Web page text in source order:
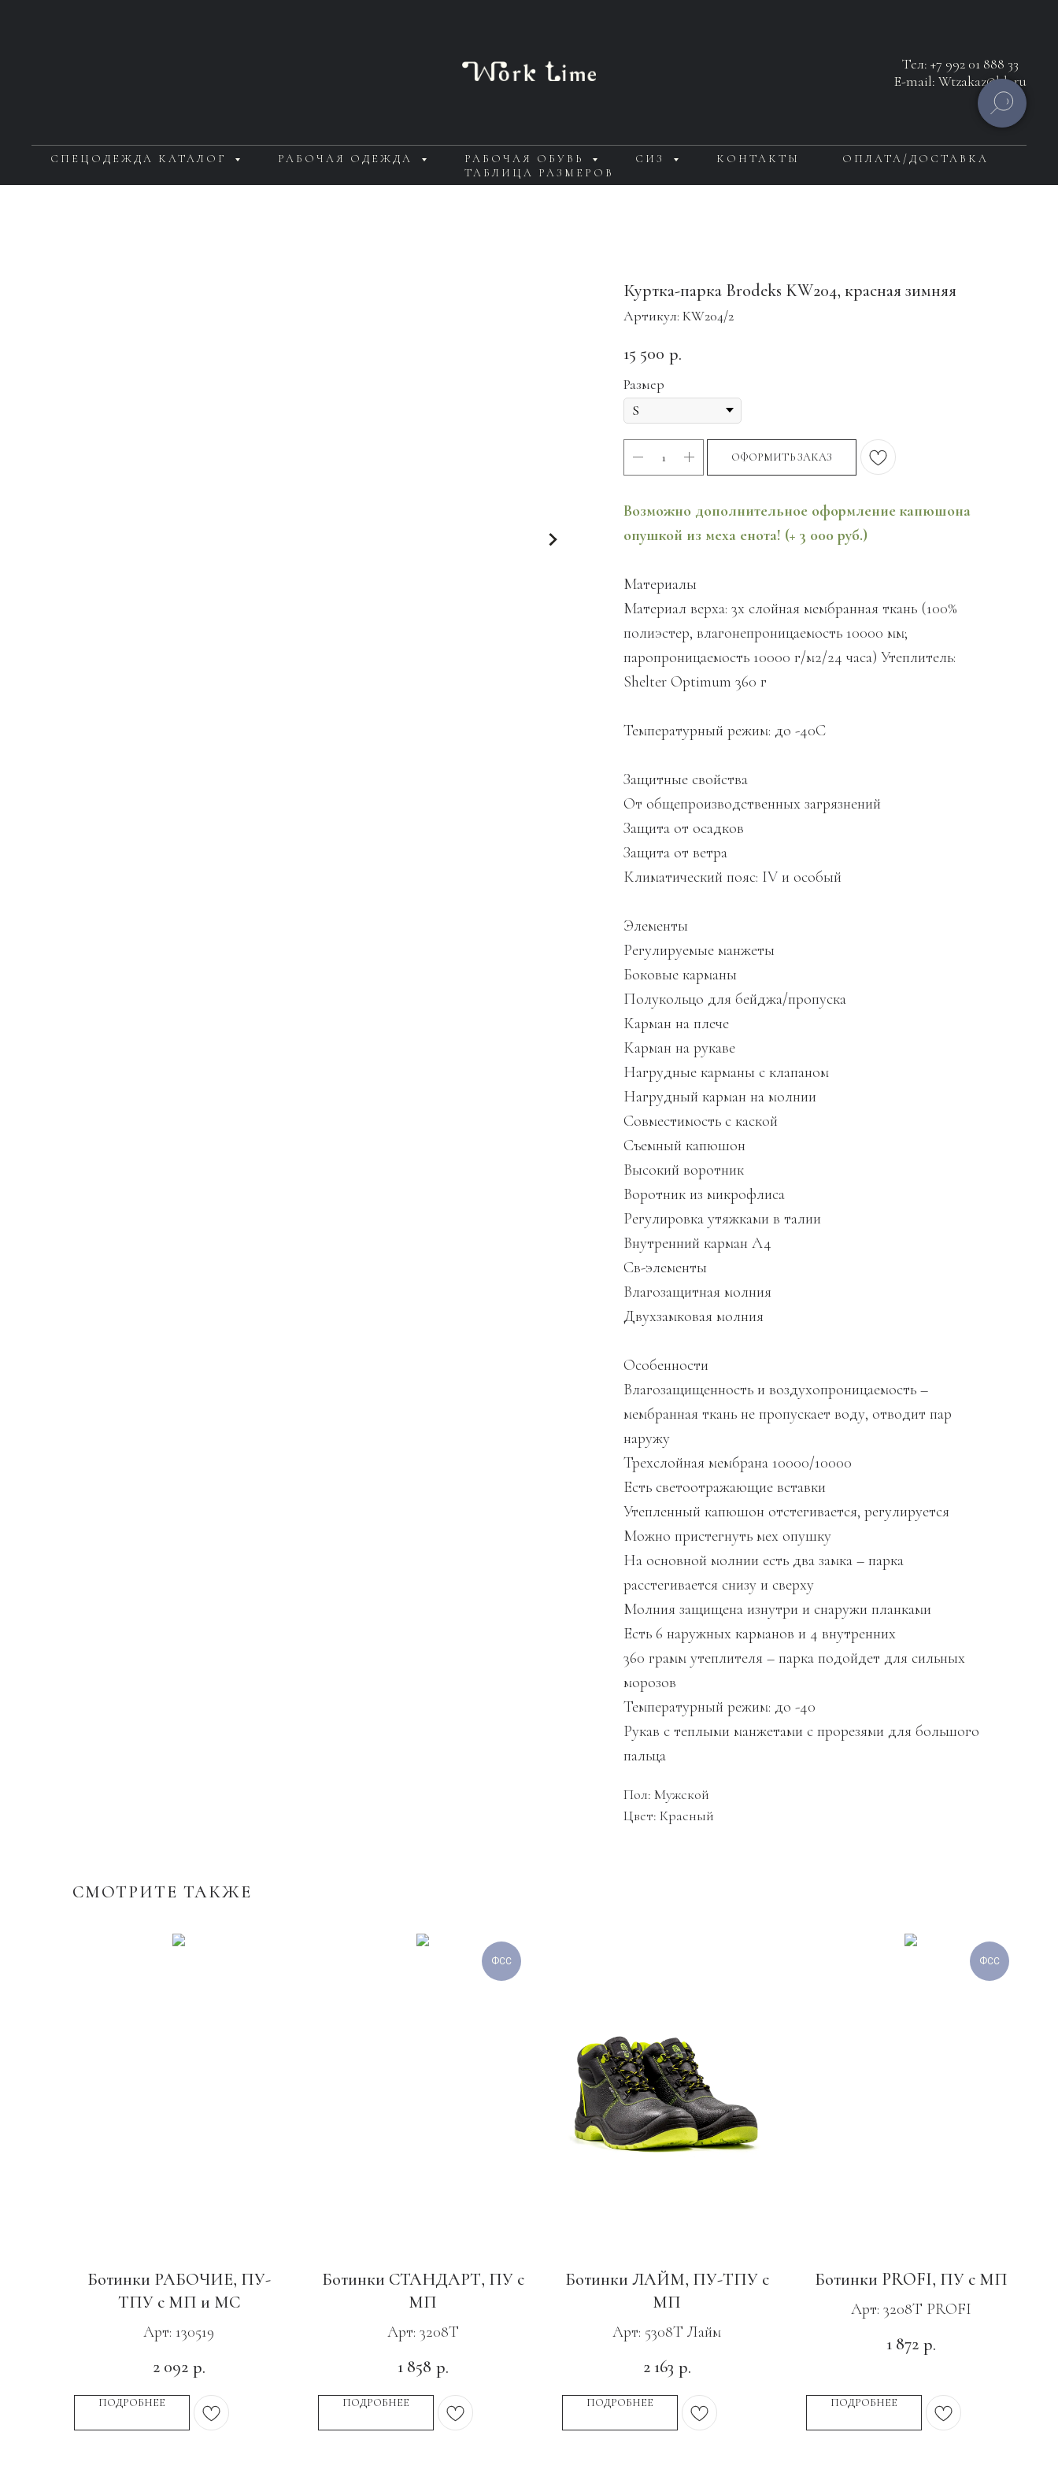
Тел: +7 992 01 888 33
E-mail: Wtzakaz@bk.ru
СПЕЦОДЕЖДА КАТАЛОГ РАБОЧАЯ ОДЕЖДА РАБОЧАЯ ОБУВЬ СИЗ КОНТАКТЫ
ОПЛАТА/ДОСТАВКА
ТАБЛИЦА РАЗМЕРОВ
Куртка-парка Brodeks KW204, красная зимняя
Артикул: KW204/2
15 500 р.
Размер
ОФОРМИТЬ ЗАКАЗ
Возможно дополнительное оформление капюшона
опушкой из меха енота! (+ 3 000 руб.)
Материалы
Материал верха: 3х слойная мембранная ткань (100%
полиэстер, влагонепроницаемость 10000 мм;
паропроницаемость 10000 г/м2/24 часа) Утеплитель:
Shelter Optimum 360 г
Температурный режим: до -40С
Защитные свойства
От общепроизводственных загрязнений
Защита от осадков
Защита от ветра
Климатический пояс: IV и особый
Элементы
Регулируемые манжеты
Боковые карманы
Полукольцо для бейджа/пропуска
Карман на плече
Карман на рукаве
Нагрудные карманы с клапаном
Нагрудный карман на молнии
Совместимость с каской
Съемный капюшон
Высокий воротник
Воротник из микрофлиса
Регулировка утяжками в талии
Внутренний карман A4
Св-элементы
Влагозащитная молния
Двухзамковая молния
Особенности
Влагозащищенность и воздухопроницаемость –
мембранная ткань не пропускает воду, отводит пар
наружу
Трехслойная мембрана 10000/10000
Есть светоотражающие вставки
Утепленный капюшон отстегивается, регулируется
Можно пристегнуть мех опушку
На основной молнии есть два замка – парка
расстегивается снизу и сверху
Молния защищена изнутри и снаружи планками
Есть 6 наружных карманов и 4 внутренних
360 грамм утеплителя – парка подойдет для сильных
морозов
Температурный режим: до -40
Рукав с теплыми манжетами с прорезями для большого
пальца
Пол: Мужской
Цвет: Красный
СМОТРИТЕ ТАКЖЕ
Ботинки РАБОЧИЕ, ПУ-
ТПУ с МП и МС
Арт: 130519
2 092 р.
ПОДРОБНЕЕ
ФСС
Ботинки СТАНДАРТ, ПУ с
МП
Арт: 3208Т
1 858 р.
ПОДРОБНЕЕ
Ботинки ЛАЙМ, ПУ-ТПУ с
МП
Арт: 5308Т Лайм
2 163 р.
ПОДРОБНЕЕ
ФСС
Ботинки PROFI, ПУ с МП
Арт: 3208Т PROFI
1 872 р.
ПОДРОБНЕЕ